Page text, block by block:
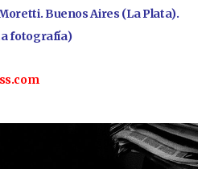
Buenos Aires (La Plata).
fotografía)